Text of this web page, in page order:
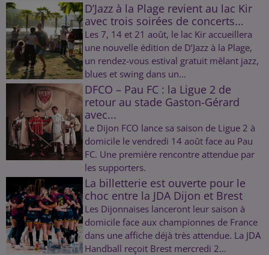
D’Jazz à la Plage revient au lac Kir
avec trois soirées de concerts...
Les 7, 14 et 21 août, le lac Kir accueillera
une nouvelle édition de D’Jazz à la Plage,
un rendez-vous estival gratuit mêlant jazz,
blues et swing dans un...
DFCO – Pau FC : la Ligue 2 de
retour au stade Gaston-Gérard
avec...
Le Dijon FCO lance sa saison de Ligue 2 à
domicile le vendredi 14 août face au Pau
FC. Une première rencontre attendue par
les supporters.
La billetterie est ouverte pour le
choc entre la JDA Dijon et Brest
Les Dijonnaises lanceront leur saison à
domicile face aux championnes de France
dans une affiche déjà très attendue. La JDA
Handball reçoit Brest mercredi 2...